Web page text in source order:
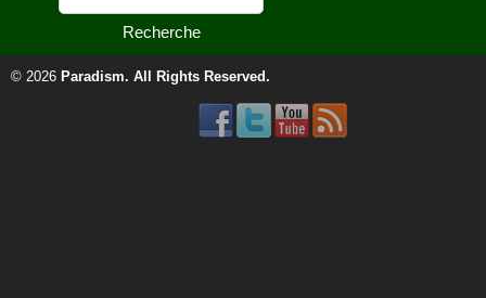
© 2026 Paradism. All Rights Reserved.